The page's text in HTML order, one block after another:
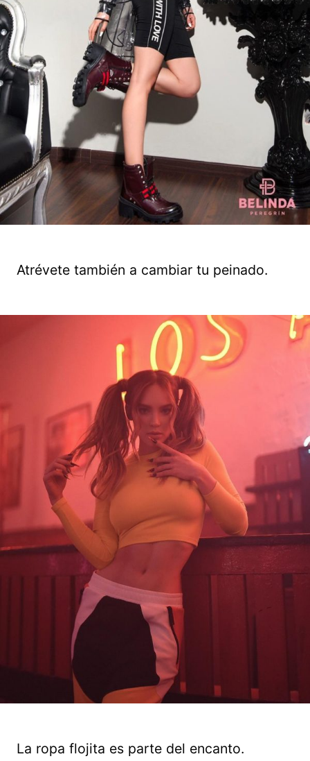
Atrévete también a cambiar tu peinado.
La ropa flojita es parte del encanto.